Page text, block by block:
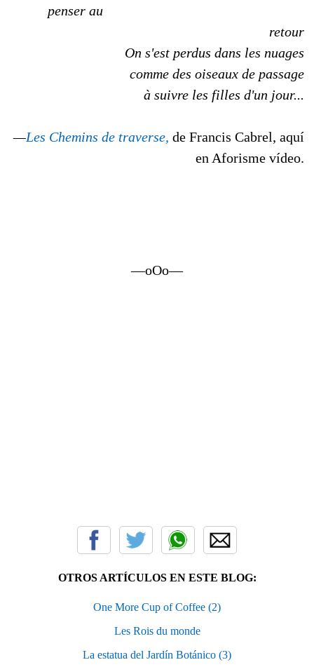
penser au
retour
On s'est perdus dans les nuages
comme des oiseaux de passage
à suivre les filles d'un jour...
—Les Chemins de traverse, de Francis Cabrel, aquí
en Aforisme vídeo.
—oOo—
OTROS ARTÍCULOS EN ESTE BLOG:
One More Cup of Coffee (2)
Les Rois du monde
La estatua del Jardín Botánico (3)